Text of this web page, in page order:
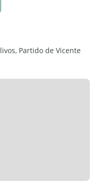
Partido de Vicente